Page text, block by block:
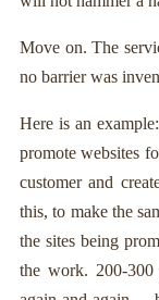
Move on. The
no barrier was
Here is an
promote websites
customer and
this, to make the
the sites being
the work. 200-